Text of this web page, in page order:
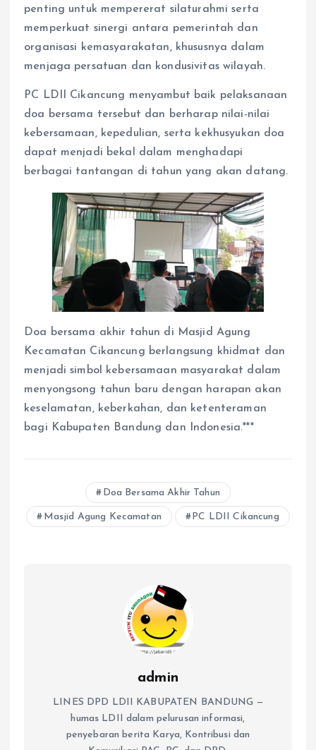
penting untuk mempererat silaturahmi serta
memperkuat sinergi antara pemerintah dan
organisasi kemasyarakatan, khususnya dalam
menjaga persatuan dan kondusivitas wilayah.
PC LDII Cikancung menyambut baik pelaksanaan
doa bersama tersebut dan berharap nilai-nilai
kebersamaan, kepedulian, serta kekhusyukan doa
dapat menjadi bekal dalam menghadapi
berbagai tantangan di tahun yang akan datang.
Doa bersama akhir tahun di Masjid Agung
Kecamatan Cikancung berlangsung khidmat dan
menjadi simbol kebersamaan masyarakat dalam
menyongsong tahun baru dengan harapan akan
keselamatan, keberkahan, dan ketenteraman
bagi Kabupaten Bandung dan Indonesia.***
Doa Bersama Akhir Tahun
Masjid Agung Kecamatan PC LDII Cikancung
admin
LINES DPD LDII KABUPATEN BANDUNG —
humas LDII dalam pelurusan informasi,
penyebaran berita Karya, Kontribusi dan